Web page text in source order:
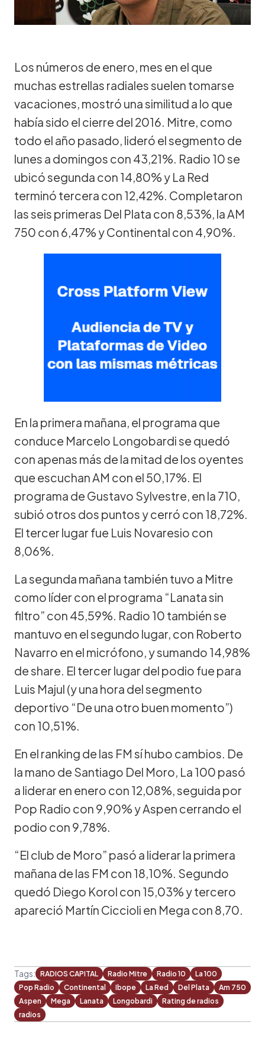
Los números de enero, mes en el que
muchas estrellas radiales suelen tomarse
vacaciones, mostró una similitud a lo que
había sido el cierre del 2016. Mitre, como
todo el año pasado, lideró el segmento de
lunes a domingos con 43,21%. Radio 10 se
ubicó segunda con 14,80% y La Red
terminó tercera con 12,42%. Completaron
las seis primeras Del Plata con 8,53%, la AM
750 con 6,47% y Continental con 4,90%.
En la primera mañana, el programa que
conduce Marcelo Longobardi se quedó
con apenas más de la mitad de los oyentes
que escuchan AM con el 50,17%. El
programa de Gustavo Sylvestre, en la 710,
subió otros dos puntos y cerró con 18,72%.
El tercer lugar fue Luis Novaresio con
8,06%.
La segunda mañana también tuvo a Mitre
como líder con el programa “Lanata sin
filtro” con 45,59%. Radio 10 también se
mantuvo en el segundo lugar, con Roberto
Navarro en el micrófono, y sumando 14,98%
de share. El tercer lugar del podio fue para
Luis Majul (y una hora del segmento
deportivo “De una otro buen momento”)
con 10,51%.
En el ranking de las FM sí hubo cambios. De
la mano de Santiago Del Moro, La 100 pasó
a liderar en enero con 12,08%, seguida por
Pop Radio con 9,90% y Aspen cerrando el
podio con 9,78%.
“El club de Moro” pasó a liderar la primera
mañana de las FM con 18,10%. Segundo
quedó Diego Korol con 15,03% y tercero
apareció Martín Ciccioli en Mega con 8,70.
Tags: RADIOS CAPITAL Radio Mitre Radio 10
La 100
Pop Radio
Continental Ibope La Red Del Plata
Am 750
Aspen
Mega Lanata Longobardi
Rating de radios
radios